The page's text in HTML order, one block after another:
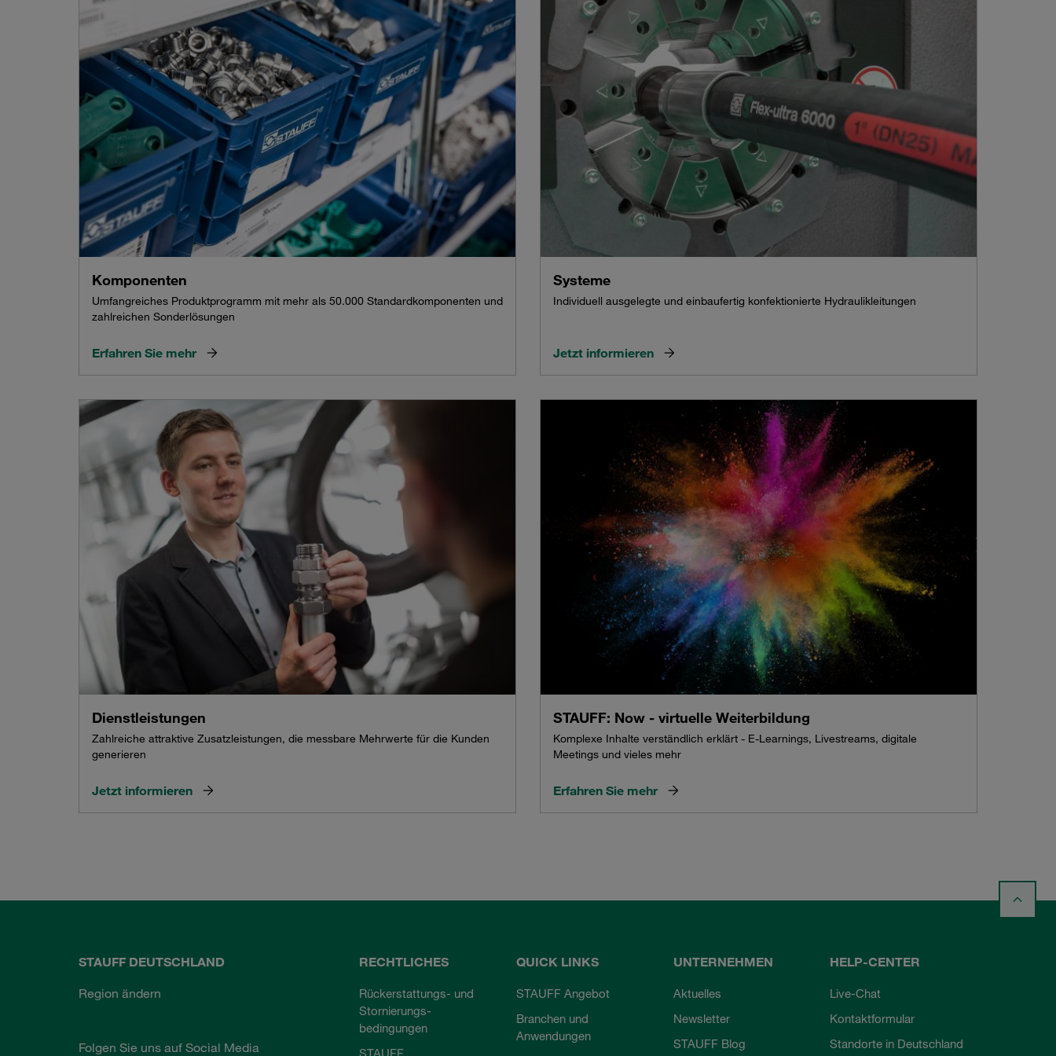
Komponenten
Umfangreiches Produktprogramm mit mehr als 50.000 Standardkomponenten und
zahlreichen Sonderlösungen
Erfahren Sie mehr
Systeme
Individuell ausgelegte und einbaufertig konfektionierte Hydraulikleitungen
Jetzt informieren
Dienstleistungen
Zahlreiche attraktive Zusatzleistungen, die messbare Mehrwerte für die Kunden
generieren
Jetzt informieren
STAUFF: Now - virtuelle Weiterbildung
Komplexe Inhalte verständlich erklärt - E-Learnings, Livestreams, digitale
Meetings und vieles mehr
Erfahren Sie mehr
STAUFF DEUTSCHLAND
Region ändern
Folgen Sie uns auf Social Media
RECHTLICHES
Rückerstattungs- und
Stornierungs-
bedingungen
STAUFF
QUICK LINKS
STAUFF Angebot
Branchen und
Anwendungen
UNTERNEHMEN
Aktuelles
Newsletter
STAUFF Blog
HELP-CENTER
Live-Chat
Kontaktformular
Standorte in Deutschland